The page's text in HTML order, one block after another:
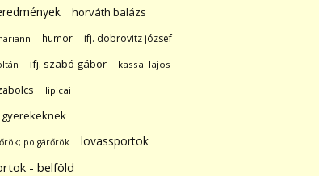
horváth balázs
humor ifj. dobrovitz józsef
ifj. szabó gábor kassai lajos
lipicai
polgárőrök
lovassportok
- belföld